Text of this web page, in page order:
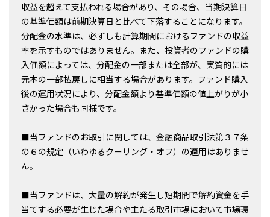
収益を超えて支払われる場合があり、その場合、当期決算日
の基準価額は前期決算日と比べて下落することになります。
分配金の水準は、必ずしも計算期間におけるファンドの収益
率を示すものではありません。また、投資者のファンドの購
入価額によっては、分配金の一部または全部が、実質的には
元本の一部払戻しに相当する場合があります。ファンド購入
後の運用状況により、分配金額より基準価額の値上がりが小
さかった場合も同様です。
■当ファンドのお取引に関しては、金融商品取引法第３７条
の６の規定（いわゆるクーリング・オフ）の適用はありませ
ん。
■当ファンドは、大量の解約が発生し短期間で解約資金を手
当てする必要が生じた場合や主たる取引市場において市場環